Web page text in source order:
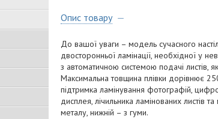
Опис товару
До вашої уваги – модель сучасного
двосторонньої ламінації, необхідної у
з автоматичною системою подачі листів,
Максимальна товщина плівки дорівнює
підтримка ламінування фотографій,
дисплея, лічильника ламінованих листів
металу, нижній – з гуми.